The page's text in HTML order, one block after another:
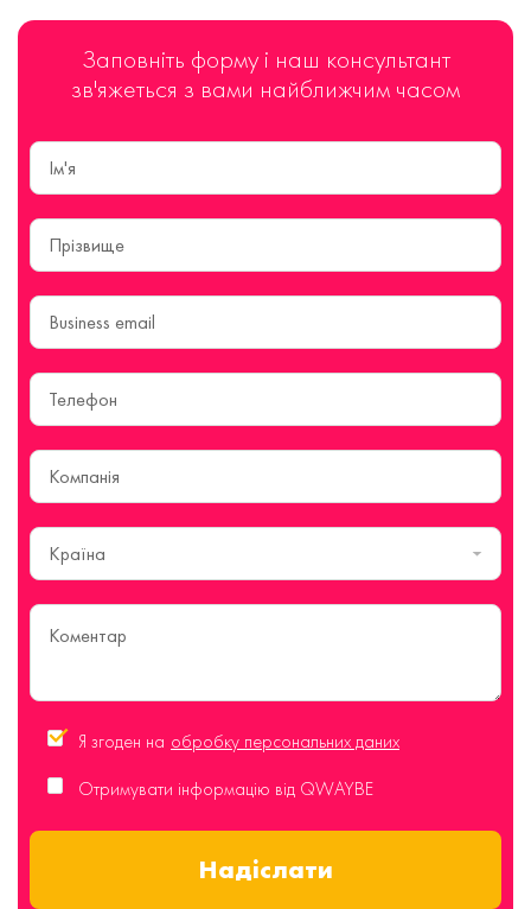
Заповніть форму і наш консультант
зв'яжеться з вами найближчим часом
Країна
Я згоден на обробку персональних даних
Отримувати інформацію від QWAYBE
Надіслати